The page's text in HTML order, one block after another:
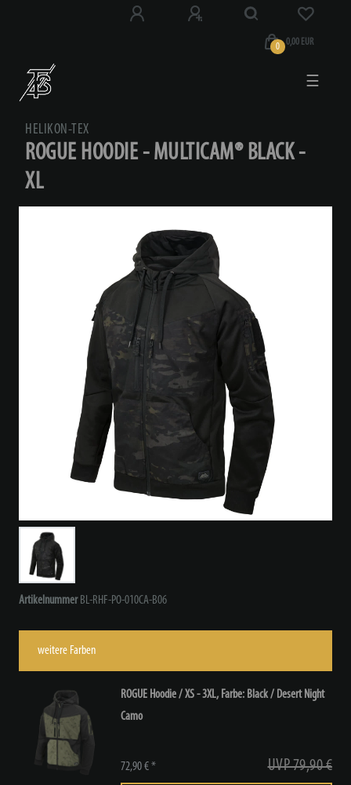
0 0,00 EUR
☰
HELIKON-TEX
ROGUE HOODIE - MULTICAM® BLACK -
XL
Artikelnummer BL-RHF-PO-010CA-B06
weitere Farben
ROGUE Hoodie / XS - 3XL, Farbe: Black / Desert Night
Camo
UVP 79,90 €
72,90 € *